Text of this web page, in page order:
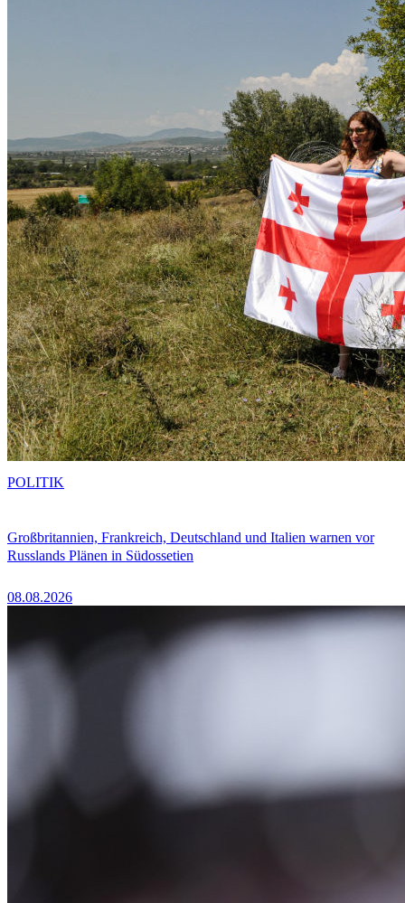
Großbritannien, Frankreich, Deutschland und Italien warnen vor
Russlands Plänen in Südossetien
08.08.2026
POLITIK